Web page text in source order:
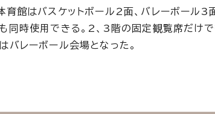
育館はバスケットボール2面、バレーボール3
同時使用できる。2、3階の固定観覧席だ
バレーボール会場となった。